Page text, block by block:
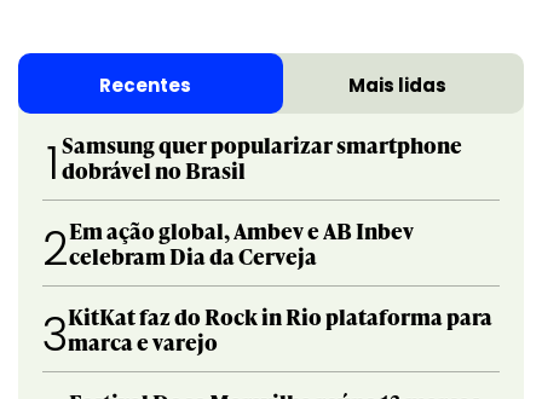
Recentes Mais lidas
1 Samsung quer popularizar smartphone
dobrável no Brasil
2Em ação global, Ambev e AB Inbev
celebram Dia da Cerveja
3KitKat faz do Rock in Rio plataforma para
marca e varejo